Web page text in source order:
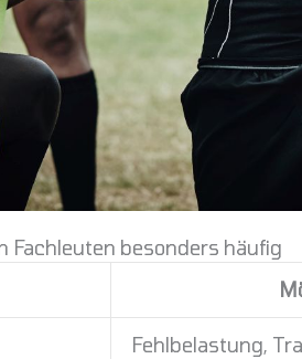
Fachleuten besonders häufig
Fehlbelastung,